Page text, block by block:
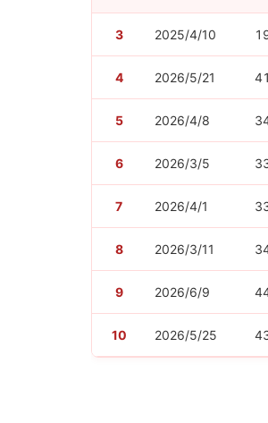
3 2025/4/10
4 2026/5/21
5 2026/4/8
6 2026/3/5
7 2026/4/1
8 2026/3/11
9 2026/6/9
10 2026/5/25